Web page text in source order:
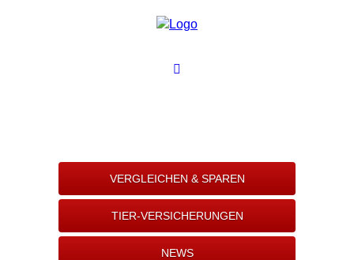
VERGLEICHEN & SPAREN
TIER-VERSICHERUNGEN
NEWS